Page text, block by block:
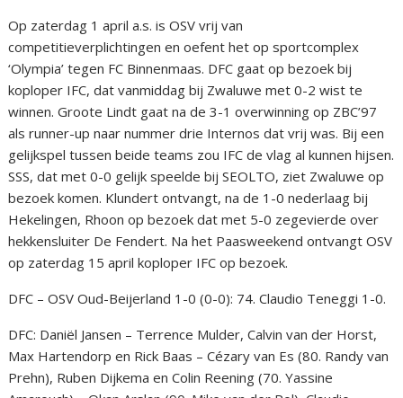
Op zaterdag 1 april a.s. is OSV vrij van
competitieverplichtingen en oefent het op sportcomplex
‘Olympia’ tegen FC Binnenmaas. DFC gaat op bezoek bij
koploper IFC, dat vanmiddag bij Zwaluwe met 0-2 wist te
winnen. Groote Lindt gaat na de 3-1 overwinning op ZBC’97
als runner-up naar nummer drie Internos dat vrij was. Bij een
gelijkspel tussen beide teams zou IFC de vlag al kunnen hijsen.
SSS, dat met 0-0 gelijk speelde bij SEOLTO, ziet Zwaluwe op
bezoek komen. Klundert ontvangt, na de 1-0 nederlaag bij
Hekelingen, Rhoon op bezoek dat met 5-0 zegevierde over
hekkensluiter De Fendert. Na het Paasweekend ontvangt OSV
op zaterdag 15 april koploper IFC op bezoek.
DFC – OSV Oud-Beijerland 1-0 (0-0): 74. Claudio Teneggi 1-0.
DFC: Daniël Jansen – Terrence Mulder, Calvin van der Horst,
Max Hartendorp en Rick Baas – Cézary van Es (80. Randy van
Prehn), Ruben Dijkema en Colin Reening (70. Yassine